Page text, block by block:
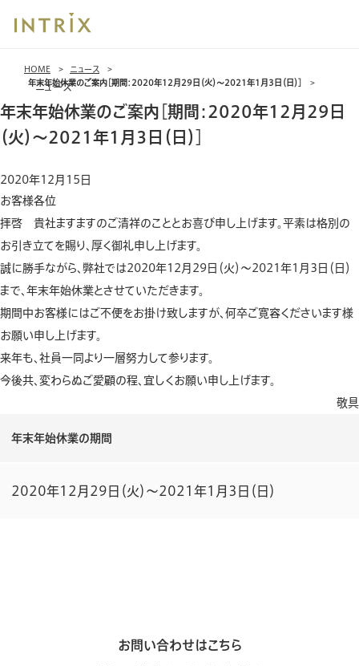
ブ
レッ
ク
ム
HOME
ニュース
年末年始休業のご案内［期間：2020年12月29日（火）～2021年1月3日（日）］
ニュース
年末年始休業のご案内［期間：2020年12月29日
（火）～2021年1月3日（日）］
2020年12月15日
お客様各位
拝啓 貴社ますますのご清祥のこととお喜び申し上げます。平素は格別の
お引き立てを賜り、厚く御礼申し上げます。
誠に勝手ながら、弊社では2020年12月29日（火）～2021年1月3日（日）
まで、年末年始休業とさせていただきます。
期間中お客様にはご不便をお掛け致しますが、何卒ご寛容くださいます様
お願い申し上げます。
来年も、社員一同より一層努力して参ります。
今後共、変わらぬご愛顧の程、宜しくお願い申し上げます。
敬具
年末年始休業の期間
2020年12月29日（火）～2021年1月3日（日）
お問い合わせはこちら